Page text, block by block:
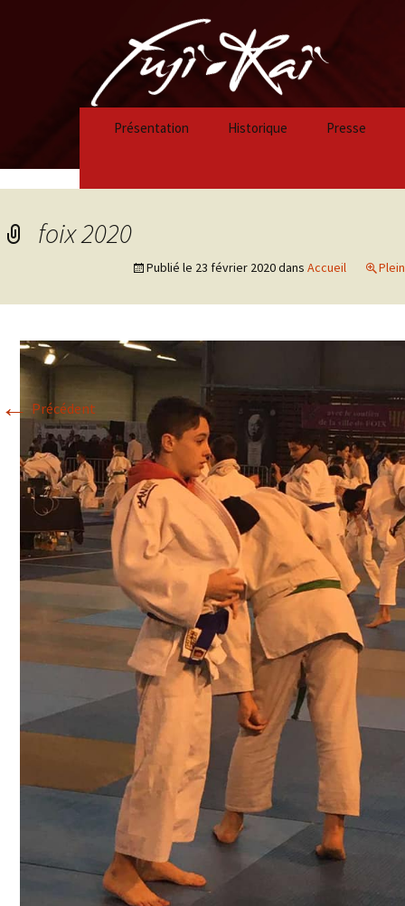
Présentation Historique
Historique 2017-2018
Historique 2016-2017
Historique 2015-2016
Presse
foix 2020
Publié le 23 février 2020dans Accueil
← Précédent